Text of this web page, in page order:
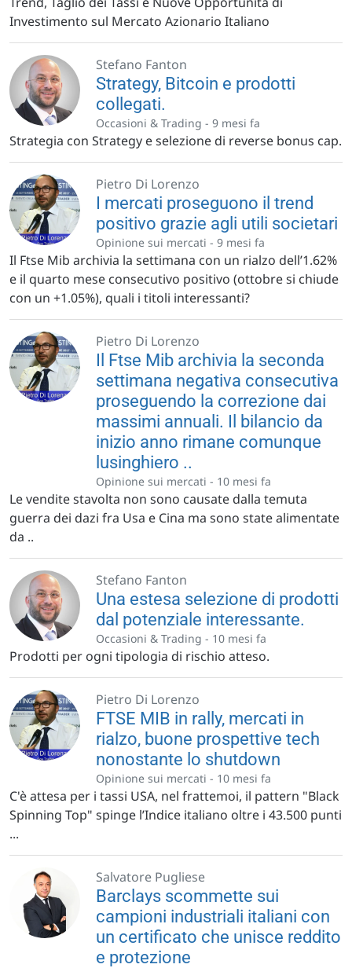
Investimento sul Mercato Azionario Italiano
Stefano Fanton
Strategy, Bitcoin e prodotti
collegati.
Occasioni & Trading - 9 mesi fa
Strategia con Strategy e selezione di reverse bonus cap.
Pietro Di Lorenzo
I mercati proseguono il trend
positivo grazie agli utili societari
Opinione sui mercati - 9 mesi fa
Il Ftse Mib archivia la settimana con un rialzo dell’1.62%
e il quarto mese consecutivo positivo (ottobre si chiude
con un +1.05%), quali i titoli interessanti?
Pietro Di Lorenzo
Il Ftse Mib archivia la seconda
settimana negativa consecutiva
proseguendo la correzione dai
massimi annuali. Il bilancio da
inizio anno rimane comunque
lusinghiero ..
Opinione sui mercati - 10 mesi fa
Le vendite stavolta non sono causate dalla temuta
guerra dei dazi fra Usa e Cina ma sono state alimentate
da ..
Stefano Fanton
Una estesa selezione di prodotti
dal potenziale interessante.
Occasioni & Trading - 10 mesi fa
Prodotti per ogni tipologia di rischio atteso.
Pietro Di Lorenzo
FTSE MIB in rally, mercati in
rialzo, buone prospettive tech
nonostante lo shutdown
Opinione sui mercati - 10 mesi fa
C'è attesa per i tassi USA, nel frattemoi, il pattern "Black
Spinning Top" spinge l’Indice italiano oltre i 43.500 punti
...
Salvatore Pugliese
Barclays scommette sui
campioni industriali italiani con
un certificato che unisce reddito
e protezione